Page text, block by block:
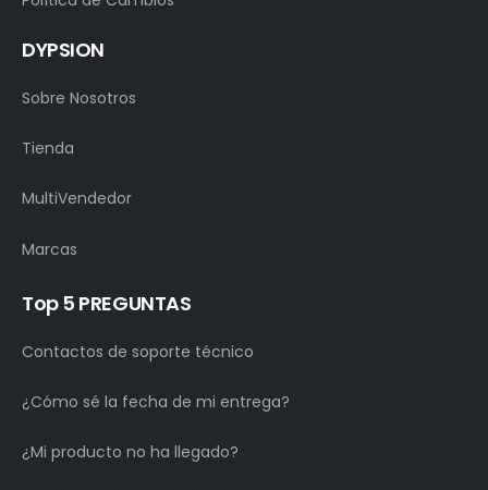
DYPSION
Sobre Nosotros
Tienda
MultiVendedor
Marcas
Top 5 PREGUNTAS
Contactos de soporte técnico
¿Cómo sé la fecha de mi entrega?
¿Mi producto no ha llegado?